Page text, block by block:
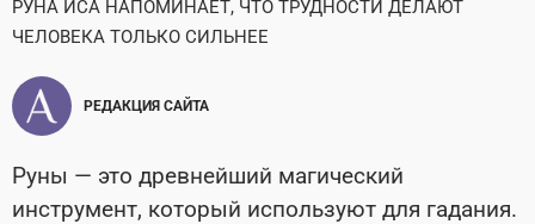
РУНА ИСА НАПОМИНАЕТ, ЧТО ТРУДНОСТИ ДЕЛАЮТ
ЧЕЛОВЕКА ТОЛЬКО СИЛЬНЕЕ
РЕДАКЦИЯ САЙТА
Руны — это древнейший магический
инструмент, который используют для гадания.